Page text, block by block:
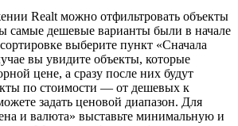
Realt можно отфильтровать объекты
самые дешевые варианты были в начале
выберите пункт «Сначала
вы увидите объекты, которые
цене, а сразу после них будут
по стоимости — от дешевых к
задать ценовой диапазон. Для
и валюта» выставьте минимальную и